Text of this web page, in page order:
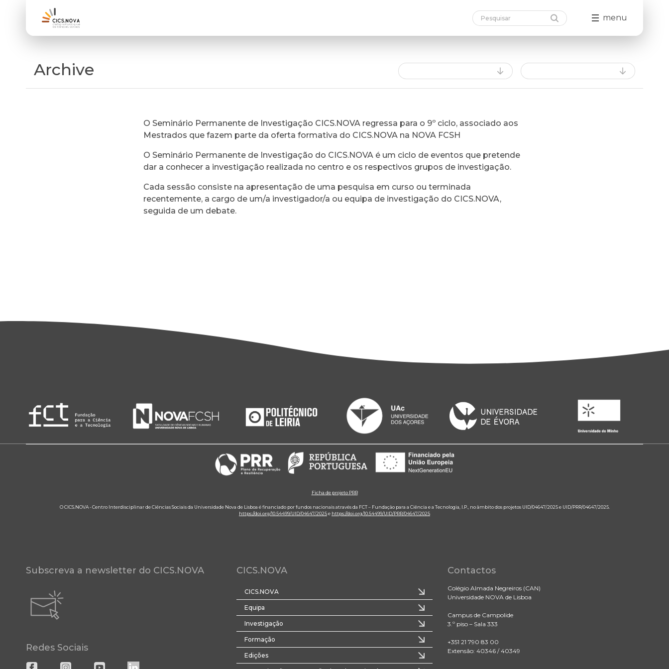
menu
Archive
O Seminário Permanente de Investigação CICS.NOVA regressa para o 9º ciclo, associado aos
Mestrados que fazem parte da oferta formativa do CICS.NOVA na NOVA FCSH
O Seminário Permanente de Investigação do CICS.NOVA é um ciclo de eventos que pretende
dar a conhecer a investigação realizada no centro e os respectivos grupos de investigação.
Cada sessão consiste na apresentação de uma pesquisa em curso ou terminada
recentemente, a cargo de um/a investigador/a ou equipa de investigação do CICS.NOVA,
seguida de um debate.
Ficha de projeto PRR
O CICS.NOVA - Centro Interdisciplinar de Ciências Sociais da Universidade Nova de Lisboa é financiado por fundos nacionais através da FCT – Fundação para a Ciência e a Tecnologia, I.P., no âmbito dos projetos UID/04647/2025 e UID/PRR/04647/2025.
https://doi.org/10.54499/UID/04647/2025e https://doi.org/10.54499/UID/PRR/04647/2025
Subscreva a newsletter do CICS.NOVA
Redes Sociais
CICS.NOVA
CICS.NOVA
Equipa
Investigação
Formação
Edições
Contactos
Colégio Almada Negreiros (CAN)
Universidade NOVA de Lisboa
Campus de Campolide
3.º piso – Sala 333
+351 21 790 83 00
Extensão: 40346 / 40349